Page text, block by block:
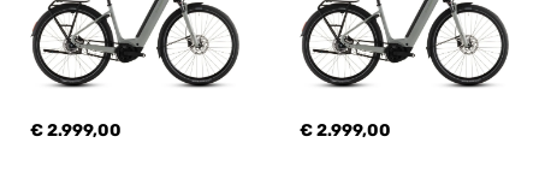
€ 2.999,00 € 2.999,00